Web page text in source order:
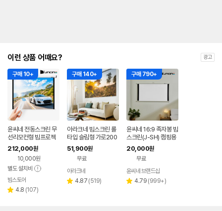
이런 상품 어때요? 광고
구매 10+
윤씨네 전동스크린 무
선리모컨형 빔프로젝
터 빔스크린 노출형 2
90cm(120인치), 1개
212,000원
10,000원
별도 설치비
페이
빔스토어
별 4.8 리
(107)
구매 140+
아라크네 빔스크린 롤
타입 슬림형 가로200
cm x 세로160cm (1
00인치)
51,900원
무료
아라크네
별 4.87 리
(519)
구매 790+
윤씨네 16:9 족자봉 빔
스크린(J-SH) 캠핑용
가정용 이동형 휴대용
미니빔 99.8cm(40)
+가방
20,000원
무료
윤씨네 브랜드샵
별 4.79 리
(999+)